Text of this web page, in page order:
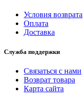
Условия возврата
Оплата
Доставка
Служба поддержки
Связаться с нами
Возврат товара
Карта сайта